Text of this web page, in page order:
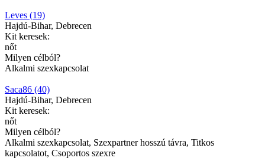
Leves (19)
Hajdú-Bihar, Debrecen
Kit keresek:
nőt
Milyen célból?
Alkalmi szexkapcsolat
Saca86 (40)
Hajdú-Bihar, Debrecen
Kit keresek:
nőt
Milyen célból?
Alkalmi szexkapcsolat, Szexpartner hosszú távra, Titkos
kapcsolatot, Csoportos szexre